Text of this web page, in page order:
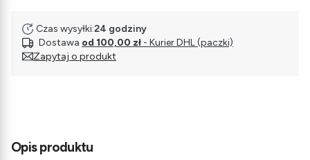
Czas wysyłki:24 godziny
Dostawa od 100,00 zł - Kurier DHL (paczki)
Zapytaj o produkt
Opis produktu